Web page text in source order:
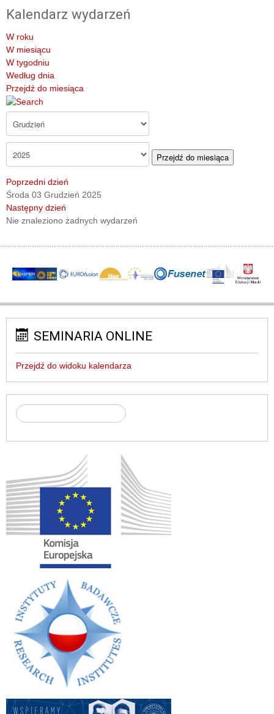
Kalendarz wydarzeń
W roku
W miesiącu
W tygodniu
Według dnia
Przejdź do miesiąca
Przejdź do miesiąca
Poprzedni dzień
Środa 03 Grudzień 2025
Następny dzień
Nie znaleziono żadnych wydarzeń
SEMINARIA ONLINE
Przejdź do widoku kalendarza